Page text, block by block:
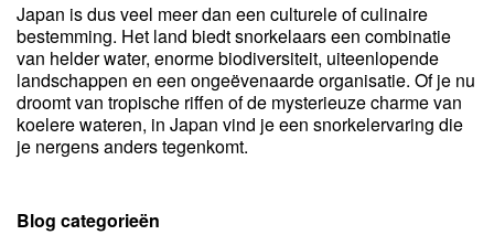
Japan is dus veel meer dan een culturele of culinaire
bestemming. Het land biedt snorkelaars een combinatie
van helder water, enorme biodiversiteit, uiteenlopende
landschappen en een ongeëvenaarde organisatie. Of je nu
droomt van tropische riffen of de mysterieuze charme van
koelere wateren, in Japan vind je een snorkelervaring die
je nergens anders tegenkomt.
Blog categorieën